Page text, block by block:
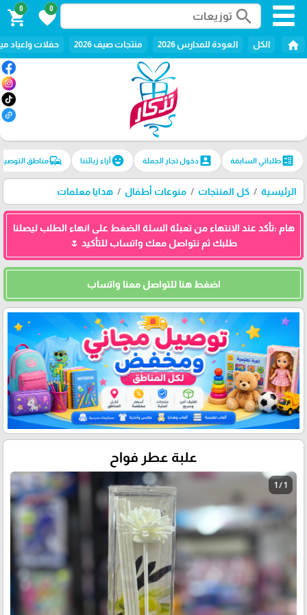
search
0
favorite
0
shopping_cart
home الكل العودة للمدارس 2026 منتجات صيف 2026 حفلات واعياد
ballotطلباتي السابقة account_boxدخول تجار الجملة emoji_emotionsآراء زبائننا commuteمناطق
الرئيسية كل المنتجات منوعات أطفال هدايا معلمات
هام :تأكد عند الانتهاء من تعبئة السلة الضغط على انهاء الطلب ليصلنا
طلبك ثم نتواصل معك واتساب للتأكيد 🌷
اضغط هنا للتواصل معنا واتساب
علبة عطر فواح
1 / 1